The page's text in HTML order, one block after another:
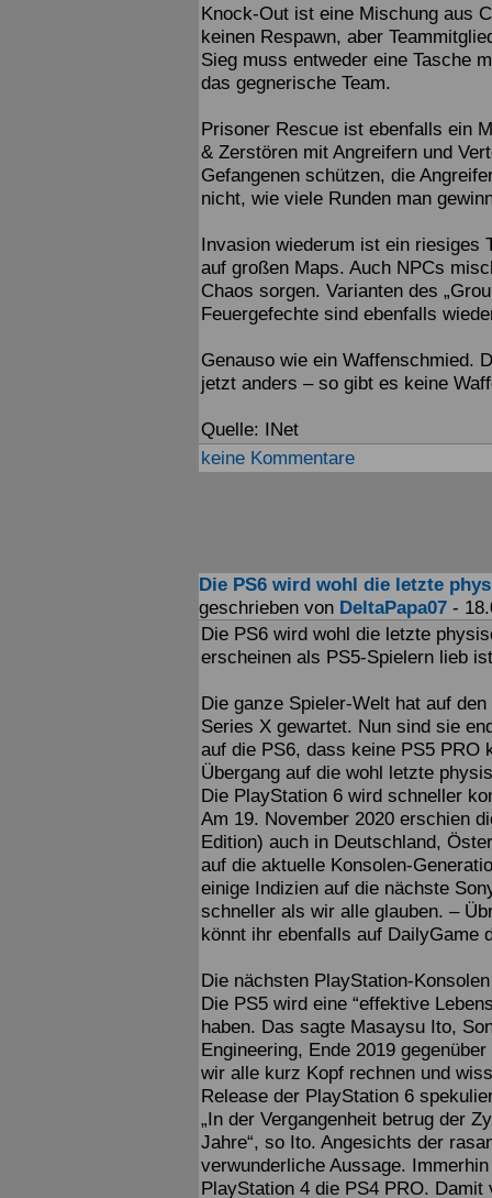
Knock-Out ist eine Mischung aus
keinen Respawn, aber
Sieg muss entweder eine Tasche
das gegnerische Team.
Prisoner Rescue ist ebenfalls ein
& Zerstören mit Angreifern und
Gefangenen schützen, die
nicht, wie viele Runden man
Invasion wiederum ist ein riesiges
auf großen Maps. Auch NPCs
Chaos sorgen. Varianten des
Feuergefechte sind ebenfalls
Genauso wie ein Waffenschmied.
jetzt anders – so gibt es keine
Quelle: INet
keine Kommentare
Die PS6 wird wohl die letzte
geschrieben von DeltaPapa07-
Die PS6 wird wohl die letzte
erscheinen als PS5-Spielern lieb
Die ganze Spieler-Welt hat auf
Series X gewartet. Nun sind sie
auf die PS6, dass keine PS5 PRO
Übergang auf die wohl letzte
Die PlayStation 6 wird schneller
Am 19. November 2020 erschien
Edition) auch in Deutschland,
auf die aktuelle Konsolen-
einige Indizien auf die nächste
schneller als wir alle glauben. –
könnt ihr ebenfalls auf DailyGame
Die nächsten PlayStation-
Die PS5 wird eine “effektive
haben. Das sagte Masaysu Ito,
Engineering, Ende 2019
wir alle kurz Kopf rechnen und
Release der PlayStation 6
„In der Vergangenheit betrug der
Jahre“, so Ito. Angesichts der
verwunderliche Aussage.
PlayStation 4 die PS4 PRO.